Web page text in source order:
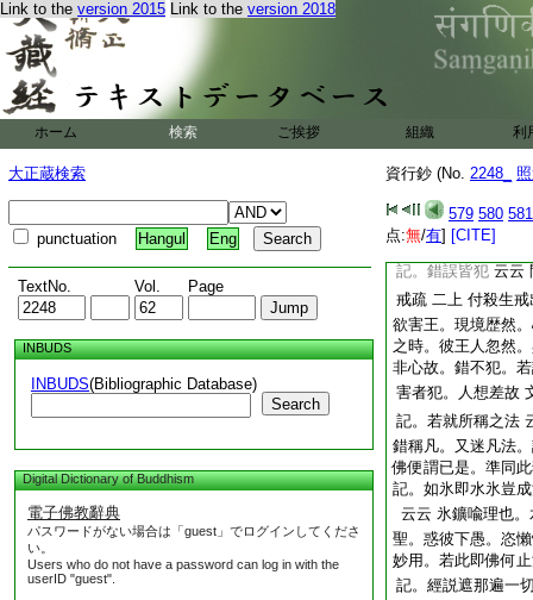
Link to the version 2015 Link to the version 2018
ホーム 検索 ご挨拶 組織 利
大正蔵検索
punctuation Hangul Eng
TextNo. Vol. Page
INBUDS
INBUDS(Bibliographic Database)
Search
Digital Dictionary of Buddhism
電子佛教辭典
パスワードがない場合は「guest」でログインしてくださ
い。
Users who do not have a password can log in with the
userID "guest".
資行鈔 (No. 2248_
579 580 581
点:無/有] [CITE]
抄。過失殺人者以
斷能殺之人頭。誤
目所不見心所不意
記。有所傾壓 云云
人也 危也 大妄
列縁可別 從得不
抄。九前人解 云云
記。三十七品○即
通凡。何云聖法哉
記。錯誤皆犯 云云
戒疏 二上 付殺生
欲害王。現境歴然
之時。彼王人忽然
非心故。錯不犯。
害者犯。人想差故
記。若就所稱之法
錯稱凡。又迷凡法
佛便謂已是。準同
記。如氷即水氷豈
云云 氷鑛喩理也
聖。惑彼下愚。恣
妙用。若此即佛何
記。經説遮那遍一